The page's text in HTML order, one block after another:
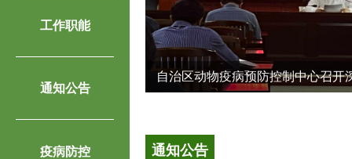
工作职能
通知公告
疫病防控
自治区动物疫病预防控制中心召开
通知公告